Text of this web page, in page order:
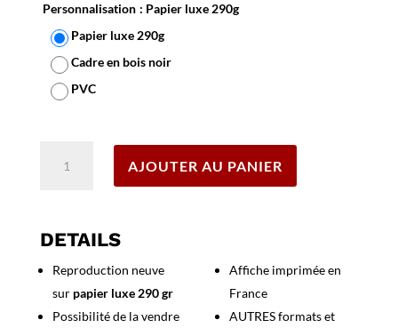
Personnalisation : Papier luxe 290g
Papier luxe 290g
Cadre en bois noir
PVC
-
Pagnol
AJOUTER AU PANIER
DETAILS
Reproduction neuve
sur papier luxe 290 gr
Possibilité de la vendre
Affiche imprimée en
France
AUTRES formats et